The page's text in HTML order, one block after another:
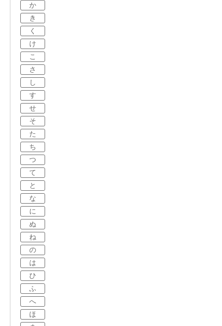
か
き
く
け
こ
さ
し
す
せ
そ
た
ち
つ
て
と
な
に
ぬ
ね
の
は
ひ
ふ
へ
ほ